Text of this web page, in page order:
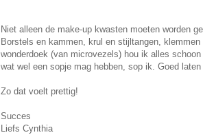
Niet alleen de make-up kwasten moeten worden
Borstels en kammen, krul en stijltangen,
wonderdoek (van microvezels) hou ik alles
wat wel een sopje mag hebben, sop ik. Goed
Zo dat voelt prettig!
Succes
Liefs Cynthia